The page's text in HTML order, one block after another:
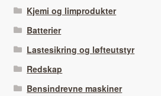
Kjemi og limprodukter
Batterier
Lastesikring og løfteutstyr
Redskap
Bensindrevne maskiner